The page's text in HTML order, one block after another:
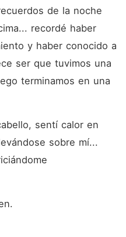
de la noche
recordé haber
y haber conocido a
ser que tuvimos una
terminamos en una
sentí calor en
sobre mí...